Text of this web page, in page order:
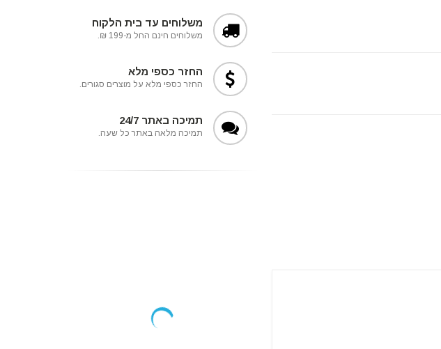
משלוחים עד בית הלקוח
משלוחים חינם החל מ-199 ₪.
החזר כספי מלא
החזר כספי מלא על מוצרים סגורים.
תמיכה באתר 24/7
תמיכה מלאה באתר כל שעה.